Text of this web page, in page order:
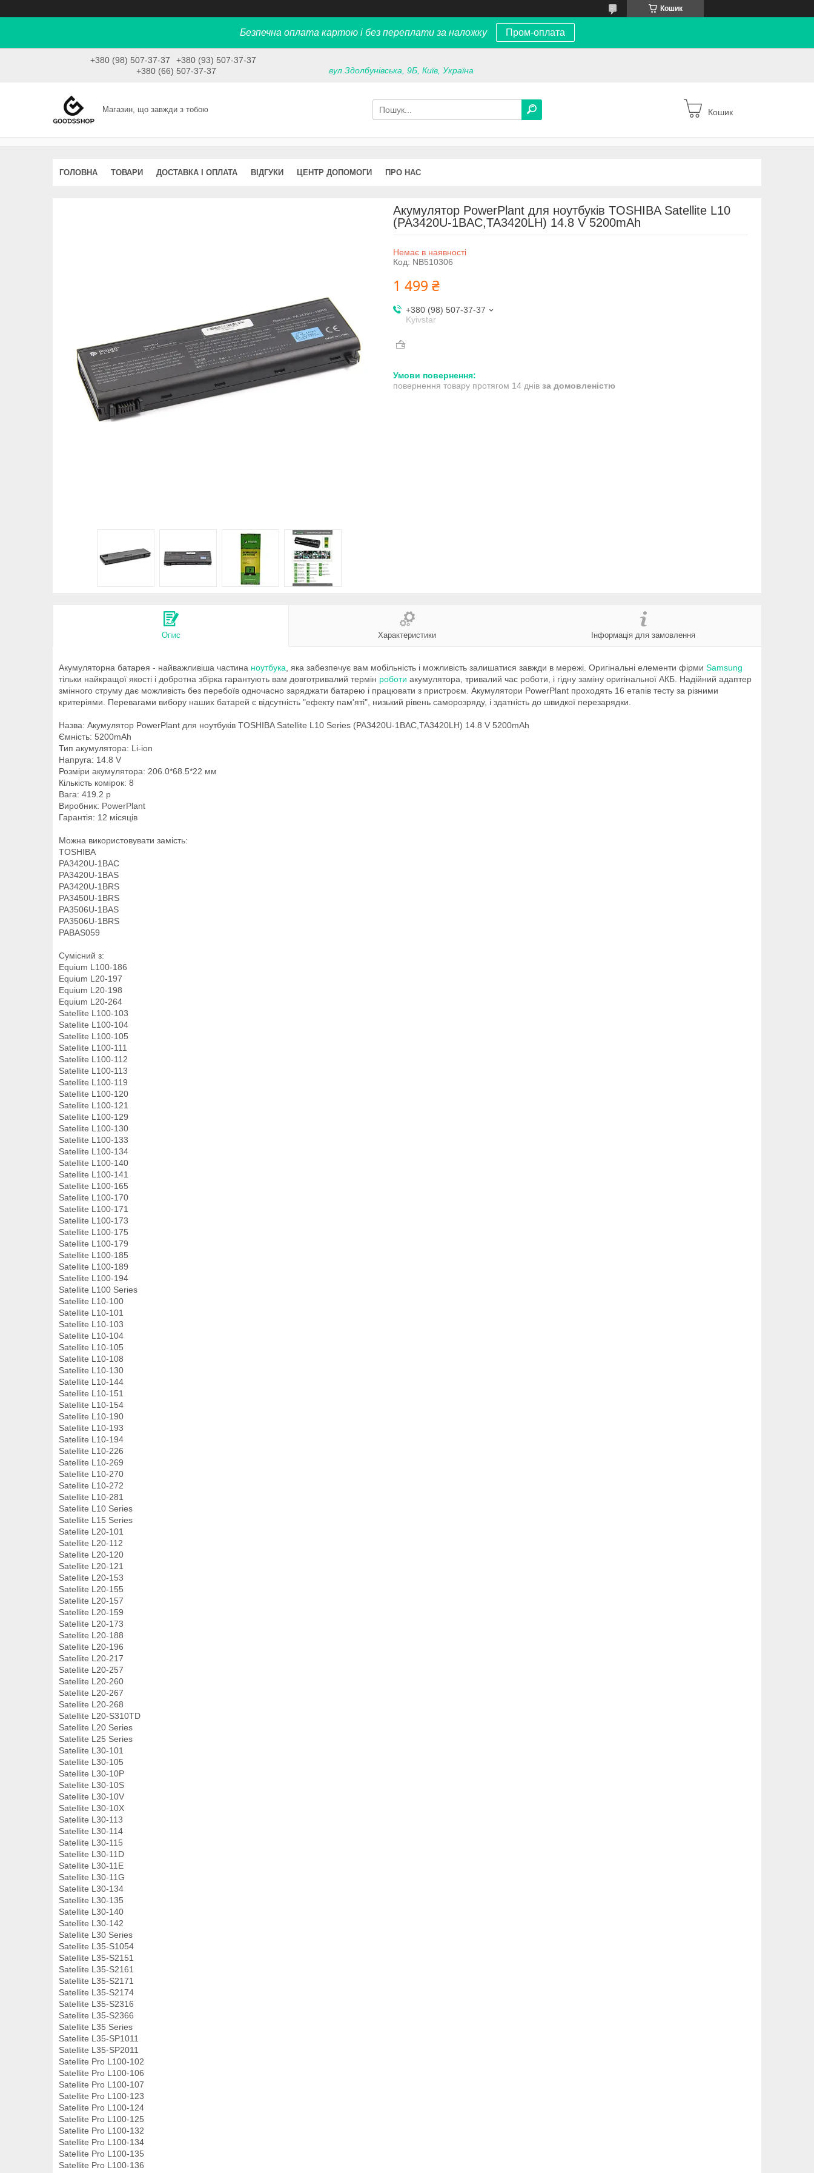
Кошик
Безпечна оплата картою і без переплати за наложку Пром-оплата
+380 (98) 507-37-37
+380 (93) 507-37-37
+380 (66) 507-37-37
вул.Здолбунівська, 9Б, Київ, Україна
Магазин, що завжди з тобою Кошик
ГОЛОВНА ТОВАРИ ДОСТАВКА І ОПЛАТА ВІДГУКИ ЦЕНТР ДОПОМОГИ ПРО НАС
Акумулятор PowerPlant для ноутбуків TOSHIBA Satellite L10
(PA3420U-1BAC,TA3420LH) 14.8 V 5200mAh
Немає в наявності
Код: NB510306
1 499 ₴
+380 (98) 507-37-37
Kyivstar
повернення товару протягом 14 днів за домовленістю
Опис Характеристики Інформація для замовлення
Акумуляторна батарея - найважливіша частина ноутбука , яка забезпечує вам мобільність і можливість залишатися завжди в мережі. Оригінальні елементи фірми Samsung
тільки найкращої якості і добротна збірка гарантують вам довготривалий термін роботи акумулятора, тривалий час роботи, і гідну заміну оригінальної АКБ. Надійний адаптер
змінного струму дає можливість без перебоїв одночасно заряджати батарею і працювати з пристроєм. Акумулятори PowerPlant проходять 16 етапів тесту за різними
критеріями. Перевагами вибору наших батарей є відсутність "ефекту пам'яті", низький рівень саморозряду, і здатність до швидкої перезарядки.
Назва: Акумулятор PowerPlant для ноутбуків TOSHIBA Satellite L10 Series (PA3420U-1BAC,TA3420LH) 14.8 V 5200mAh
Ємність: 5200mAh
Тип акумулятора: Li-ion
Напруга: 14.8 V
Розміри акумулятора: 206.0*68.5*22 мм
Кількість комірок: 8
Вага: 419.2 р
Виробник: PowerPlant
Гарантія: 12 місяців
Можна використовувати замість:
TOSHIBA
PA3420U-1BAC
PA3420U-1BAS
PA3420U-1BRS
PA3450U-1BRS
PA3506U-1BAS
PA3506U-1BRS
PABAS059
Сумісний з:
Equium L100-186
Equium L20-197
Equium L20-198
Equium L20-264
Satellite L100-103
Satellite L100-104
Satellite L100-105
Satellite L100-111
Satellite L100-112
Satellite L100-113
Satellite L100-119
Satellite L100-120
Satellite L100-121
Satellite L100-129
Satellite L100-130
Satellite L100-133
Satellite L100-134
Satellite L100-140
Satellite L100-141
Satellite L100-165
Satellite L100-170
Satellite L100-171
Satellite L100-173
Satellite L100-175
Satellite L100-179
Satellite L100-185
Satellite L100-189
Satellite L100-194
Satellite L100 Series
Satellite L10-100
Satellite L10-101
Satellite L10-103
Satellite L10-104
Satellite L10-105
Satellite L10-108
Satellite L10-130
Satellite L10-144
Satellite L10-151
Satellite L10-154
Satellite L10-190
Satellite L10-193
Satellite L10-194
Satellite L10-226
Satellite L10-269
Satellite L10-270
Satellite L10-272
Satellite L10-281
Satellite L10 Series
Satellite L15 Series
Satellite L20-101
Satellite L20-112
Satellite L20-120
Satellite L20-121
Satellite L20-153
Satellite L20-155
Satellite L20-157
Satellite L20-159
Satellite L20-173
Satellite L20-188
Satellite L20-196
Satellite L20-217
Satellite L20-257
Satellite L20-260
Satellite L20-267
Satellite L20-268
Satellite L20-S310TD
Satellite L20 Series
Satellite L25 Series
Satellite L30-101
Satellite L30-105
Satellite L30-10P
Satellite L30-10S
Satellite L30-10V
Satellite L30-10X
Satellite L30-113
Satellite L30-114
Satellite L30-115
Satellite L30-11D
Satellite L30-11E
Satellite L30-11G
Satellite L30-134
Satellite L30-135
Satellite L30-140
Satellite L30-142
Satellite L30 Series
Satellite L35-S1054
Satellite L35-S2151
Satellite L35-S2161
Satellite L35-S2171
Satellite L35-S2174
Satellite L35-S2316
Satellite L35-S2366
Satellite L35 Series
Satellite L35-SP1011
Satellite L35-SP2011
Satellite Pro L100-102
Satellite Pro L100-106
Satellite Pro L100-107
Satellite Pro L100-123
Satellite Pro L100-124
Satellite Pro L100-125
Satellite Pro L100-132
Satellite Pro L100-134
Satellite Pro L100-135
Satellite Pro L100-136